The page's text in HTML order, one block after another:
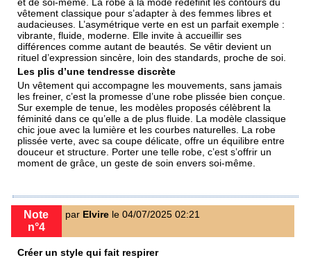
vêtement classique pour s’adapter à des femmes libres et
audacieuses. L’asymétrique verteen est un parfait exemple :
vibrante, fluide, moderne. Elle invite à accueillir ses
différences comme autant de beautés. Se vêtir devient un
rituel d’expression sincère, loin des standards, proche de soi.
Les plis d’une tendresse discrète
Un vêtement qui accompagne les mouvements, sans jamais
les freiner, c’est la promesse d’une robe plissée bien conçue.
Sur exemple de tenue, les modèles proposés célèbrent la
féminité dans ce qu’elle a de plus fluide. La modèle classique
chicjoue avec la lumière et les courbes naturelles. La robe
plissée verte, avec sa coupe délicate, offre un équilibre entre
douceur et structure. Porter une telle robe, c’est s’offrir un
moment de grâce, un geste de soin envers soi-même.
Note
n°4
par Elvirele 04/07/2025 02:21
Créer un style qui fait respirer